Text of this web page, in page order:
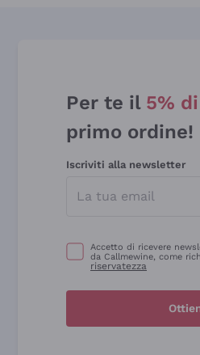
Per te il 5%
primo ordine!
Iscriviti alla newsletter
Accetto di ricevere
da Callmewine, come
riservatezza